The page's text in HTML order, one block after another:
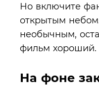
Но включите
открытым
необычным,
фильм хороший.
На фоне